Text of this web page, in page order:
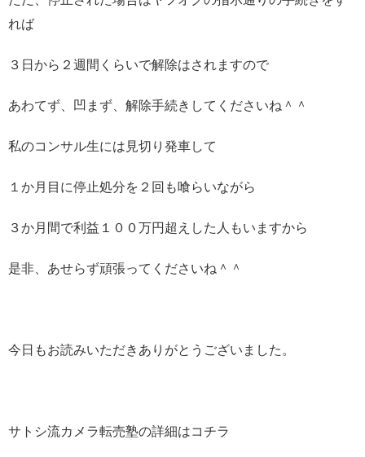
れば
３日から２週間くらいで解除はされますので
あわてず、凹まず、解除手続きしてくださいね＾＾
私のコンサル生には見切り発車して
１か月目に停止処分を２回も喰らいながら
３か月間で利益１００万円超えした人もいますから
是非、あせらず頑張ってくださいね＾＾
今日もお読みいただきありがとうございました。
サトシ流カメラ転売塾の詳細はコチラ